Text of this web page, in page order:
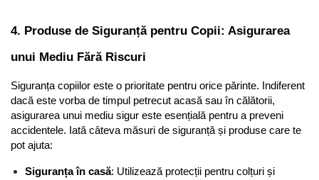
4. Produse de Siguranță pentru Copii: Asigurarea
unui Mediu Fără Riscuri
Siguranța copiilor este o prioritate pentru orice părinte. Indiferent
dacă este vorba de timpul petrecut acasă sau în călătorii,
asigurarea unui mediu sigur este esențială pentru a preveni
accidentele. Iată câteva măsuri de siguranță și produse care te
pot ajuta:
Siguranța în casă: Utilizează protecții pentru colțuri și